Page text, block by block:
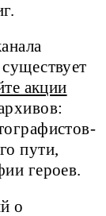
акции
пути,
героев.
о